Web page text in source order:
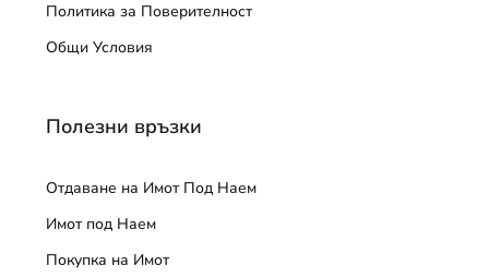
Политика за Поверителност
Общи Условия
Полезни връзки
Отдаване на Имот Под Наем
Имот под Наем
Покупка на Имот